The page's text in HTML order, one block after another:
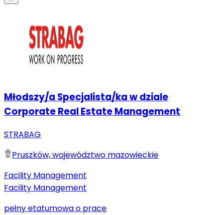
Młodszy/a Specjalista/ka w dziale
Corporate Real Estate Management
STRABAG
Pruszków, województwo mazowieckie
Facility Management
Facility Management
pełny etatumowa o pracę